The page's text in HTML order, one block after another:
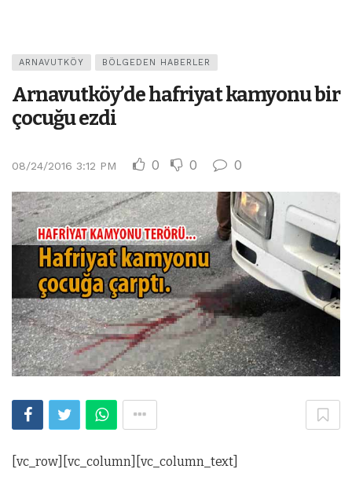
ARNAVUTKÖY BÖLGEDEN HABERLER
Arnavutköy’de hafriyat kamyonu bir
çocuğu ezdi
08/24/2016 3:12 PM 0 0 0
[vc_row][vc_column][vc_column_text]